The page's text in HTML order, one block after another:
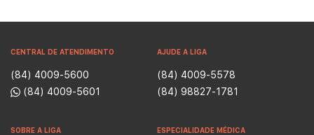
CENTRAL DE ATENDIMENTO
(84) 4009-5600
(84) 4009-5601
AJUDE A LIGA
(84) 4009-5578
(84) 98827-1781
SOBRE A LIGA ESPECIALIDADE MÉDICA